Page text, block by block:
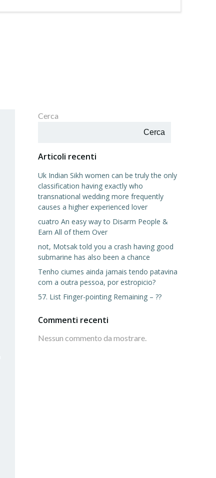
Cerca
Cerca
Articoli recenti
Uk Indian Sikh women can be truly the only
classification having exactly who
transnational wedding more frequently
causes a higher experienced lover
cuatro An easy way to Disarm People &
Earn All of them Over
not, Motsak told you a crash having good
submarine has also been a chance
Tenho ciumes ainda jamais tendo patavina
com a outra pessoa, por estropicio?
57. List Finger-pointing Remaining – ??
Commenti recenti
Nessun commento da mostrare.